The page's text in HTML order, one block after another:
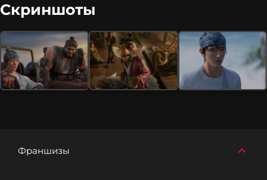
Скриншоты
Франшизы